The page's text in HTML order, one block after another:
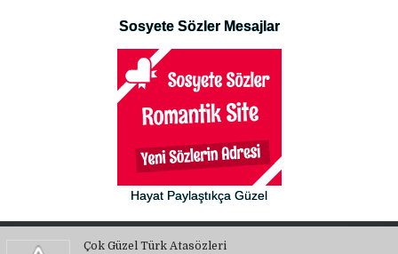
Sosyete Sözler Mesajlar
Hayat Paylaştıkça Güzel
Çok Güzel Türk Atasözleri